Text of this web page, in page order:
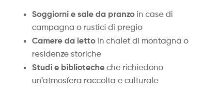
Soggiorni e sale da pranzo in case di
campagna o rustici di pregio
Camere da letto in chalet di montagna o
residenze storiche
Studi e biblioteche che richiedono
un’atmosfera raccolta e culturale